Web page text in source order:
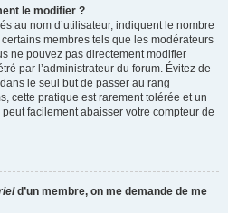
le modifier ?
au nom d’utilisateur, indiquent le nombre
membres tels que les modérateurs
ne pouvez pas directement modifier
par l’administrateur du forum. Évitez de
le seul but de passer au rang
cette pratique est rarement tolérée et un
facilement abaisser votre compteur de
d’un membre, on me demande de me